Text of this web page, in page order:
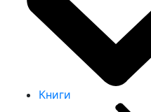
Книги